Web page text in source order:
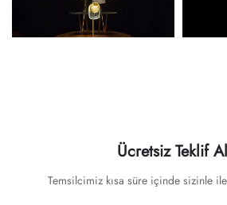
Ücretsiz Teklif
Temsilcimiz kısa süre içinde sizinle